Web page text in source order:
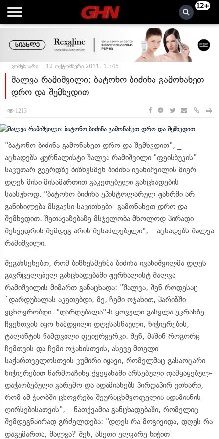
12+
კომენტარი 12 ოქტომბერი 2011, 13:45
შალვა რამიშვილი: ბატონო ბიძინა გამონახეთ
დრო და შემხვდით
1213
"ბატონო ბიძინა გამონახეთ დრო და შემხვდით", _
აცხადებს ჟურნალისტი შალვა რამიშვილი "ფეისბუკის"
საკუთარ გვერდზე ბიზნესმენ ბიძინა ივანიშვილის მიერ
დღეს მისი მისამართით გაკეთებული განცხადების
საასუხოდ. "ბატონო ბიძინა ეპისტოლარულ ჟანრში არ
განიხილება მსგავსი საკითხები- გამონახეთ დრო და
შემხვდით. შეთავაზებაზე მსჯელობა მხოლოდ პირადი
შეხვედრის შემდეგ არის შესაძლებელი", _ აცხადებს შალვა
რამიშვილი.
შეგახსენებთ, რომ ბიზნესმენმა ბიძინა ივანიშვილმა დღეს
გავრცელებულ განცხადებაში ჟურნალისტ შალვა
რამიშვილის მიმართ განაცხადა: "შალვა, შენ როდესაც
`დარდუბალას აკეთებდი, მე, ჩემი ოჯახით, პარიზში
ვცხოვრობდი. "დარდუბალა"-ს ყოველი გასვლა ეკრანზე
ჩვენთვის იყო ნამდვილი დღესასწაული, ნიჭიერების,
ტალანტის ნამდვილი ფეიერვერკი. შენ, მაშინ როგორც
ჩემთვის და ჩემი ოჯახისთვის, ასევე მთელი
საქართველოსთვის კუმირი იყავი, რომელმაც გასაოცარი
ნიჭიერებით წარმოაჩინე ქვეყანაში არსებული დამყაყებულ-
დაჭაობებული გარემო და ადამიანებს პირდაპირ უთხარი,
რომ ამ ჭაობში ცხოვრება შეურაცხმყოფელია ადამიანის
ღირსებისათვის", _ ნათქვამია განცხადებაში, რომელიც
შემდეგნაირად გრძელდება: "დღეს რა მოგივიდა, დღეს რა
დაგემართა, შალვა? შენ, ასეთი ელვარე ნიჭით